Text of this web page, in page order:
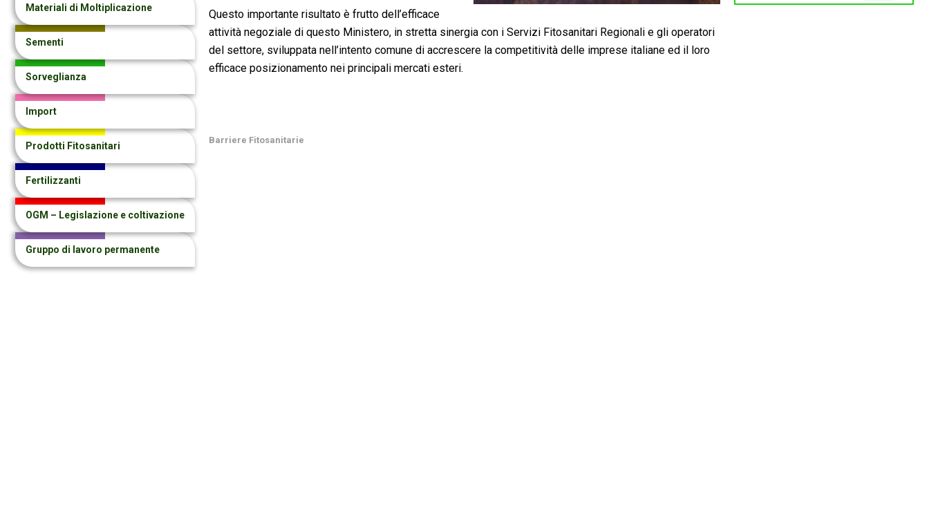
Questo importante risultato è frutto dell’efficace
attività negoziale di questo Ministero, in stretta sinergia con i Servizi Fitosanitari Regionali e gli operatori
del settore, sviluppata nell’intento comune di accrescere la competitività delle imprese italiane ed il loro
efficace posizionamento nei principali mercati esteri.
Barriere Fitosanitarie
Materiali di Moltiplicazione
Sementi
Sorveglianza
Import
Prodotti Fitosanitari
Fertilizzanti
OGM – Legislazione e coltivazione
Gruppo di lavoro permanente